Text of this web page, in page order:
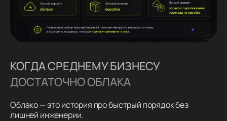
КОГДА СРЕДНЕМУ БИЗНЕСУ
ДОСТАТОЧНО ОБЛАКА
Облако — это история про быстрый порядок без
лишней инженерии.